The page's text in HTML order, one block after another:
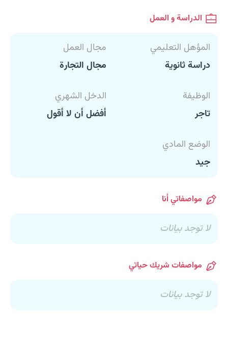
الدراسة و العمل
المؤهل التعليمي
دراسة ثانوية
مجال العمل
مجال التجارة
الوظيفة
تاجر
الدخل الشهري
أفضل أن لا أقول
الوضع المادي
جيد
مواصفاتي أنا
لا توجد بيانات
مواصفات شريك حياتي
لا توجد بيانات